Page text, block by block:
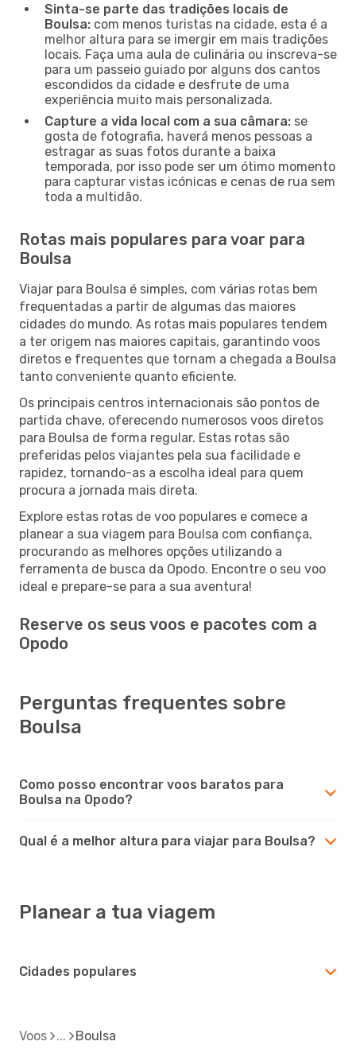
Sinta-se parte das tradições locais de
Boulsa: com menos turistas na cidade, esta é a
melhor altura para se imergir em mais tradições
locais. Faça uma aula de culinária ou inscreva-se
para um passeio guiado por alguns dos cantos
escondidos da cidade e desfrute de uma
experiência muito mais personalizada.
Capture a vida local com a sua câmara: se
gosta de fotografia, haverá menos pessoas a
estragar as suas fotos durante a baixa
temporada, por isso pode ser um ótimo momento
para capturar vistas icónicas e cenas de rua sem
toda a multidão.
Rotas mais populares para voar para
Boulsa
Viajar para Boulsa é simples, com várias rotas bem
frequentadas a partir de algumas das maiores
cidades do mundo. As rotas mais populares tendem
a ter origem nas maiores capitais, garantindo voos
diretos e frequentes que tornam a chegada a Boulsa
tanto conveniente quanto eficiente.
Os principais centros internacionais são pontos de
partida chave, oferecendo numerosos voos diretos
para Boulsa de forma regular. Estas rotas são
preferidas pelos viajantes pela sua facilidade e
rapidez, tornando-as a escolha ideal para quem
procura a jornada mais direta.
Explore estas rotas de voo populares e comece a
planear a sua viagem para Boulsa com confiança,
procurando as melhores opções utilizando a
ferramenta de busca da Opodo. Encontre o seu voo
ideal e prepare-se para a sua aventura!
Reserve os seus voos e pacotes com a
Opodo
Perguntas frequentes sobre
Boulsa
Como posso encontrar voos baratos para
Boulsa na Opodo?
Qual é a melhor altura para viajar para Boulsa?
Planear a tua viagem
Cidades populares
Voos Boulsa